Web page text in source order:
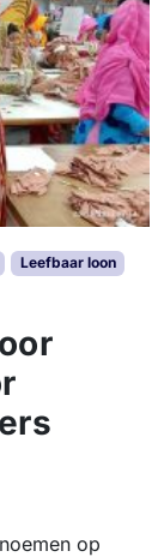
Leefbaar loon
op